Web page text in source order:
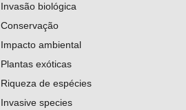
Invasão biológica
Conservação
Impacto ambiental
Plantas exóticas
Riqueza de espécies
Invasive species